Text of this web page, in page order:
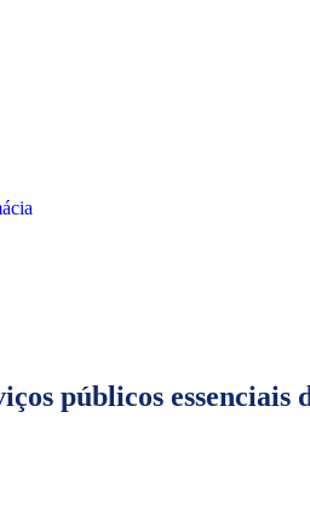
públicos